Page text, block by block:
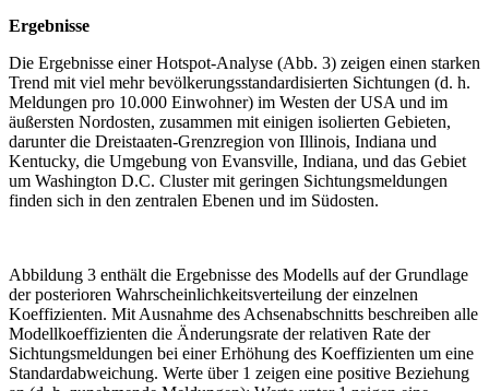
Ergebnisse
Die Ergebnisse einer Hotspot-Analyse (Abb. 3) zeigen einen starken
Trend mit viel mehr bevölkerungsstandardisierten Sichtungen (d. h.
Meldungen pro 10.000 Einwohner) im Westen der USA und im
äußersten Nordosten, zusammen mit einigen isolierten Gebieten,
darunter die Dreistaaten-Grenzregion von Illinois, Indiana und
Kentucky, die Umgebung von Evansville, Indiana, und das Gebiet
um Washington D.C. Cluster mit geringen Sichtungsmeldungen
finden sich in den zentralen Ebenen und im Südosten.
Abbildung 3 enthält die Ergebnisse des Modells auf der Grundlage
der posterioren Wahrscheinlichkeitsverteilung der einzelnen
Koeffizienten. Mit Ausnahme des Achsenabschnitts beschreiben alle
Modellkoeffizienten die Änderungsrate der relativen Rate der
Sichtungsmeldungen bei einer Erhöhung des Koeffizienten um eine
Standardabweichung. Werte über 1 zeigen eine positive Beziehung